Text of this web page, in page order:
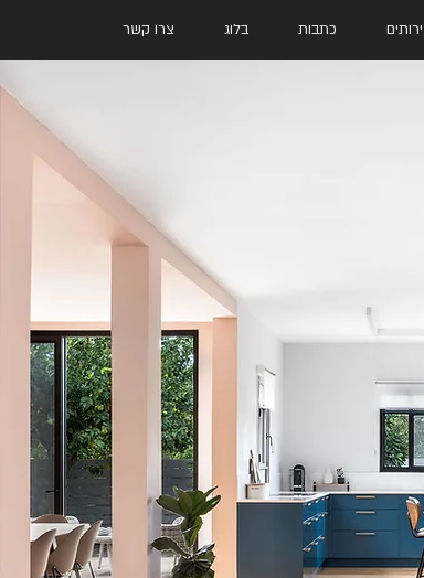
כתבות בלוג צרו קשר